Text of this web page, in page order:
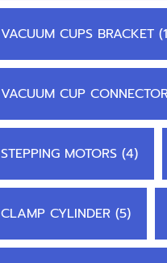
VACUUM CUPS BRACKET
VACUUM CUP
STEPPING MOTORS (4)
CLAMP CYLINDER (5)